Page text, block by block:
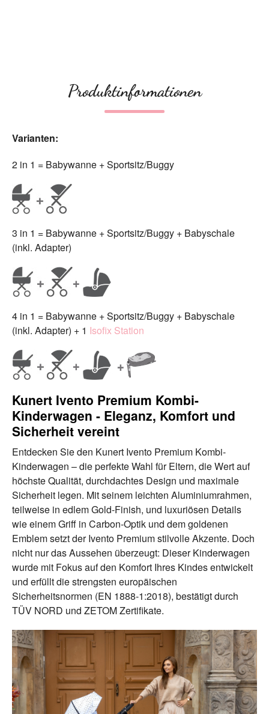
Produktinformationen
Varianten:
2 in 1 = Babywanne + Sportsitz/Buggy
3 in 1 = Babywanne + Sportsitz/Buggy + Babyschale
(inkl. Adapter)
4 in 1 = Babywanne + Sportsitz/Buggy + Babyschale
(inkl. Adapter) + 1 Isofix Station
Kunert Ivento Premium Kombi-
Kinderwagen - Eleganz, Komfort und
Sicherheit vereint
Entdecken Sie den Kunert Ivento Premium Kombi-
Kinderwagen – die perfekte Wahl für Eltern, die Wert auf
höchste Qualität, durchdachtes Design und maximale
Sicherheit legen. Mit seinem leichten Aluminiumrahmen,
teilweise in edlem Gold-Finish, und luxuriösen Details
wie einem Griff in Carbon-Optik und dem goldenen
Emblem setzt der Ivento Premium stilvolle Akzente. Doch
nicht nur das Aussehen überzeugt: Dieser Kinderwagen
wurde mit Fokus auf den Komfort Ihres Kindes entwickelt
und erfüllt die strengsten europäischen
Sicherheitsnormen (EN 1888-1:2018), bestätigt durch
TÜV NORD und ZETOM Zertifikate.